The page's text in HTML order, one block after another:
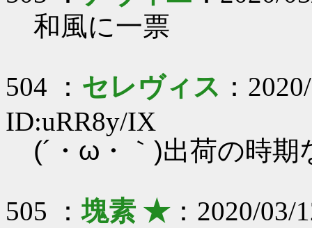
和風に一票
504 ： セレヴィス ：
ID:uRR8y/IX
(´・ω・｀)出荷の時
505 ：塊素 ★：2020/03/